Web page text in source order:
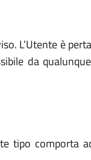
L’Utente è
da
tipo comporta